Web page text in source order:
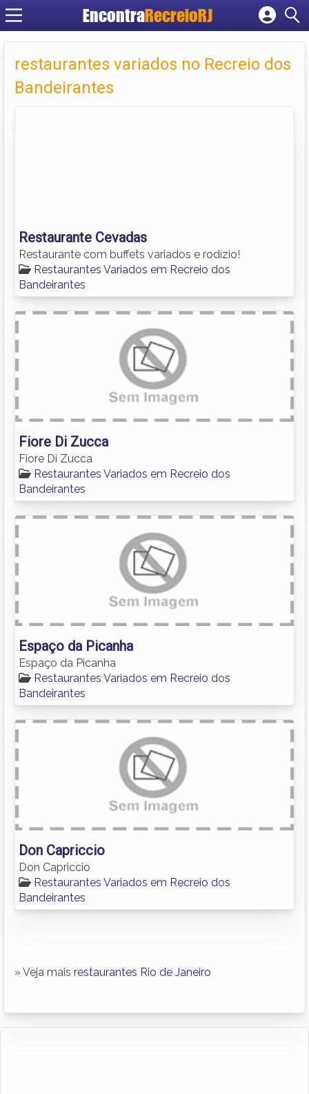
EncontraRecreioRJ
Cadastrar empresa
Criar conta
restaurantes variados no Recreio dos
Bandeirantes
Restaurante Cevadas
Restaurante com buffets variados e rodízio!
Restaurantes Variados em Recreio dos
Bandeirantes
Fiore Di Zucca
Fiore Di Zucca
Restaurantes Variados em Recreio dos
Bandeirantes
Espaço da Picanha
Espaço da Picanha
Restaurantes Variados em Recreio dos
Bandeirantes
Don Capriccio
Don Capriccio
Restaurantes Variados em Recreio dos
Bandeirantes
» Veja mais restaurantes Rio de Janeiro